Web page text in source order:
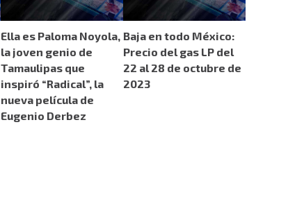
Ella es Paloma Noyola,
la joven genio de
Tamaulipas que
inspiró “Radical”, la
nueva película de
Eugenio Derbez
Baja en todo México:
Precio del gas LP del
22 al 28 de octubre de
2023